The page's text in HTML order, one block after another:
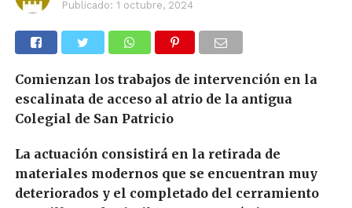
Publicado: 1 octubre, 2024
Comienzan los trabajos de intervención en la
escalinata de acceso al atrio de la antigua
Colegial de San Patricio
La actuación consistirá en la retirada de
materiales modernos que se encuentran muy
deteriorados y el completado del cerramiento